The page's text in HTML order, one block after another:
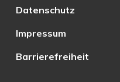
Datenschutz
Impressum
Barrierefreiheit